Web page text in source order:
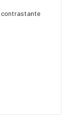
contrastante